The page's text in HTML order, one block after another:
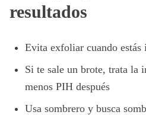
resultados
Evita exfoliar cuando estás
Si te sale un brote, trata la
menos PIH después
Usa sombrero y busca